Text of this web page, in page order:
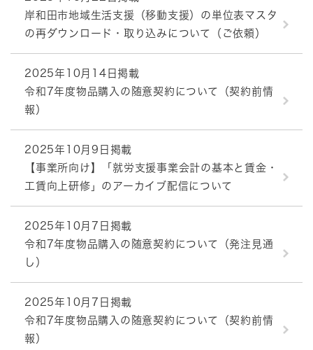
岸和田市地域生活支援（移動支援）の単位表マスタ
の再ダウンロード・取り込みについて（ご依頼）
2025年10月14日掲載
令和7年度物品購入の随意契約について（契約前情
報）
2025年10月9日掲載
【事業所向け】「就労支援事業会計の基本と賃金・
工賃向上研修」のアーカイブ配信について
2025年10月7日掲載
令和7年度物品購入の随意契約について（発注見通
し）
2025年10月7日掲載
令和7年度物品購入の随意契約について（契約前情
報）